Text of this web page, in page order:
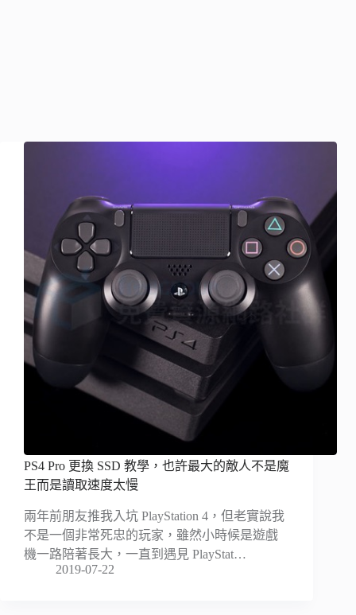
PS4 Pro 更換 SSD 教學，也許最大的敵人不是魔
王而是讀取速度太慢
兩年前朋友推我入坑 PlayStation 4，但老實說我
不是一個非常死忠的玩家，雖然小時候是遊戲
機一路陪著長大，一直到遇見 PlayStat…
2019-07-22